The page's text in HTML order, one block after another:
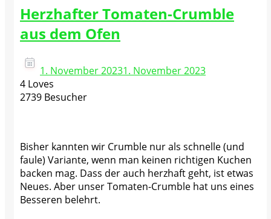
Herzhafter Tomaten-Crumble
aus dem Ofen
1. November 20231. November 2023
4 Loves
2739 Besucher
Bisher kannten wir Crumble nur als schnelle (und
faule) Variante, wenn man keinen richtigen Kuchen
backen mag. Dass der auch herzhaft geht, ist etwas
Neues. Aber unser Tomaten-Crumble hat uns eines
Besseren belehrt.